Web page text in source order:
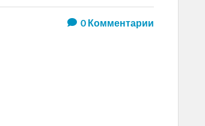
0Комментарии